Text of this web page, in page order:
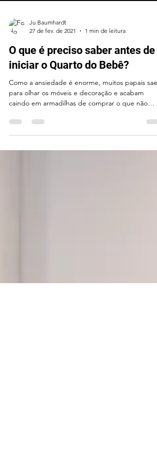
Ju Baumhardt
27 de fev. de 2021
1 min de leitura
O que é preciso saber antes de
iniciar o Quarto do Bebê?
Como a ansiedade é enorme, muitos papais
caindo em armadilhas de comprar o que não
precisa...